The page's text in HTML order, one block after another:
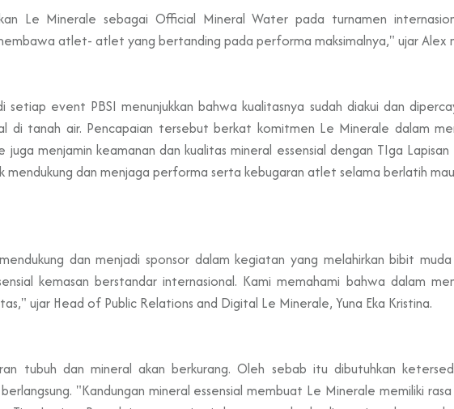
Le Minerale sebagai Official Mineral Water pada turnamen
atlet- atlet yang bertanding pada performa maksimalnya," ujar Alex
setiap event PBSI menunjukkan bahwa kualitasnya sudah diakui dan
di tanah air. Pencapaian tersebut berkat komitmen Le Minerale dalam
juga menjamin keamanan dan kualitas mineral essensial dengan TIga
mendukung dan menjaga performa serta kebugaran atlet selama berlatih
dan menjadi sponsor dalam kegiatan yang melahirkan bibit
kemasan berstandar internasional. Kami memahami bahwa dalam
ujar Head of Public Relations and Digital Le Minerale, Yuna Eka Kristina.
tubuh dan mineral akan berkurang. Oleh sebab itu dibutuhkan
"Kandungan mineral essensial membuat Le Minerale memiliki